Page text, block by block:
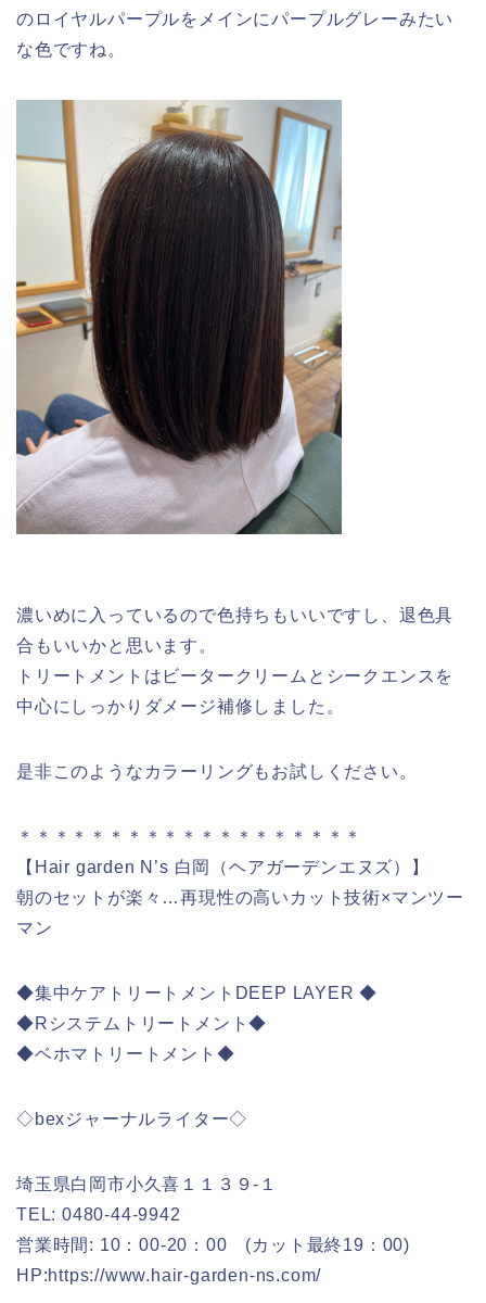
のロイヤルパープルをメインにパープルグレーみたい
な色ですね。
濃いめに入っているので色持ちもいいですし、退色具
合もいいかと思います。
トリートメントはビータークリームとシークエンスを
中心にしっかりダメージ補修しました。
是非このようなカラーリングもお試しください。
＊＊＊＊＊＊＊＊＊＊＊＊＊＊＊＊＊＊＊
【Hair garden N’s 白岡（ヘアガーデンエヌズ）】
朝のセットが楽々…再現性の高いカット技術×マンツー
マン
◆集中ケアトリートメントDEEP LAYER ◆
◆Rシステムトリートメント◆
◆ベホマトリートメント◆
◇bexジャーナルライター◇
埼玉県白岡市小久喜１１３９-１
TEL: 0480-44-9942
営業時間: 10：00-20：00 (カット最終19：00)
HP:https://www.hair-garden-ns.com/